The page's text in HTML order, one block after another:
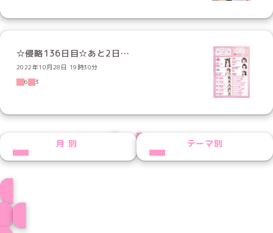
☆侵略136日目☆あと2日…
2022年10月28日 19時30分
6
3
PREVNEXT
月別 テーマ別